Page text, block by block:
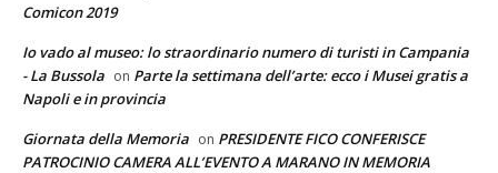
Comicon 2019
Io vado al museo: lo straordinario numero di turisti in Campania
- La Bussola on Parte la settimana dell’arte: ecco i Musei gratis a
Napoli e in provincia
Giornata della Memoria on PRESIDENTE FICO CONFERISCE
PATROCINIO CAMERA ALL’EVENTO A MARANO IN MEMORIA